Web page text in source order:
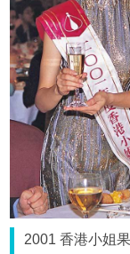
2001 香港小姐